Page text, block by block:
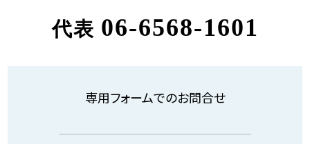
代表 06-6568-1601
専用フォームでのお問合せ